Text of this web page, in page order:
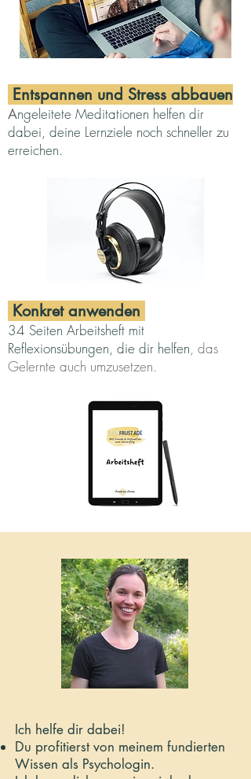
Entspannen und Stress abbauen
Angeleitete Meditationen helfen dir
dabei, deine Lernziele noch schneller zu
erreichen.
Konkret anwenden
34 Seiten Arbeitsheft mit
Reflexionsübungen, die dir helfen, das
Gelernte auch umzusetzen.
Ich helfe dir dabei!
Du profitierst von meinem fundierten
Wissen als Psychologin.